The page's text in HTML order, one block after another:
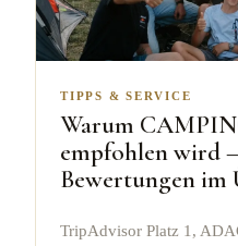
TIPPS & SERVICE
Warum
empfohlen wird
Bewertungen im
TripAdvisor Platz 1,